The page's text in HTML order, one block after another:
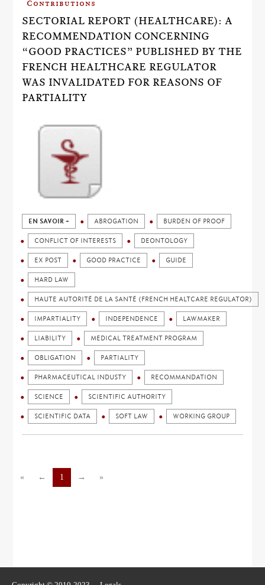
Contributions
SECTORIAL REPORT (HEALTHCARE): A
RECOMMENDATION CONCERNING
“GOOD PRACTICES” PUBLISHED BY THE
FRENCH HEALTHCARE REGULATOR
WAS INVALIDATED FOR REASONS OF
PARTIALITY
EN SAVOIR + ABROGATION BURDEN OF PROOF
CONFLICT OF INTERESTS DEONTOLOGY
EX POST GOOD PRACTICE GUIDE
HARD LAW
HAUTE AUTORITÉ DE LA SANTÉ (FRENCH HEALTCARE REGULATOR)
IMPARTIALITY INDEPENDENCE LAWMAKER
LIABILITY MEDICAL TREATMENT PROGRAM
OBLIGATION PARTIALITY
PHARMACEUTICAL INDUSTY RECOMMANDATION
SCIENCE SCIENTIFIC AUTHORITY
SCIENTIFIC DATA SOFT LAW WORKING GROUP
« ← 1 → »